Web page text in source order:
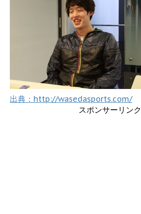
出典：http://wasedasports.com/
スポンサーリンク